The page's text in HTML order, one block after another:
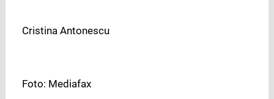
Cristina Antonescu
Foto: Mediafax